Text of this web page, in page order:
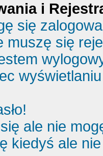
i
się
muszę się
ale nie
kiedyś ale